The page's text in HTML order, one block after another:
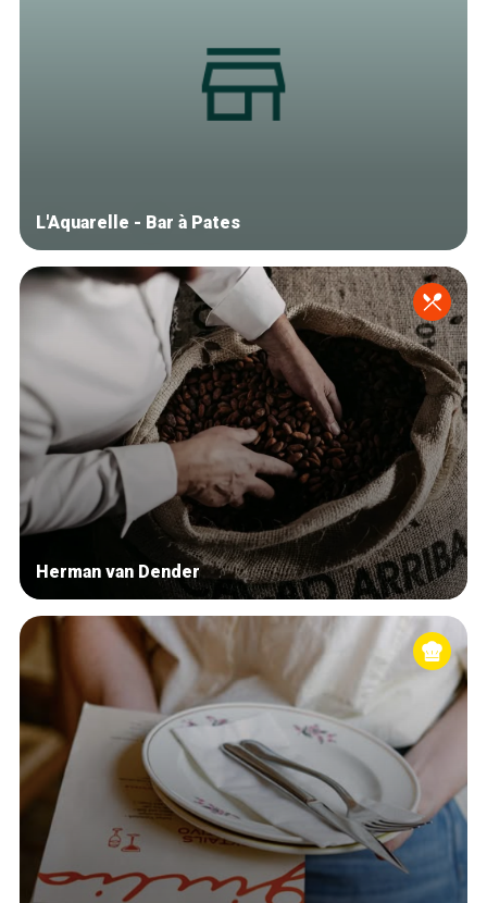
L'Aquarelle - Bar à Pates
Herman van Dender